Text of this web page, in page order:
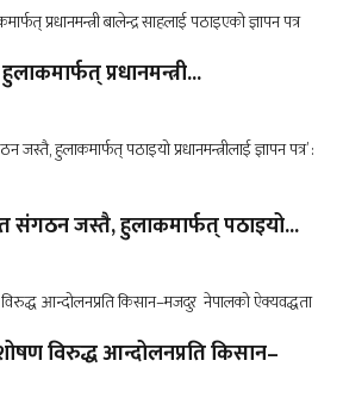
प्रधानमन्त्री...
संगठन जस्तै, हुलाकमार्फत् पठाइयो...
विरुद्ध आन्दोलनप्रति किसान–